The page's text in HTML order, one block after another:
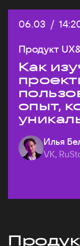
Дата:
06.03 /
Продукт
Как
опыт,
на
Илья
VK,